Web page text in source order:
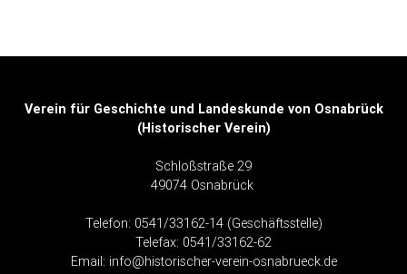
Verein für Geschichte und Landeskunde von Osnabrück
(Historischer Verein)
Schloßstraße 29
49074 Osnabrück
Telefon: 0541/33162-14 (Geschäftsstelle)
Telefax: 0541/33162-62
Email: info@historischer-verein-osnabrueck.de